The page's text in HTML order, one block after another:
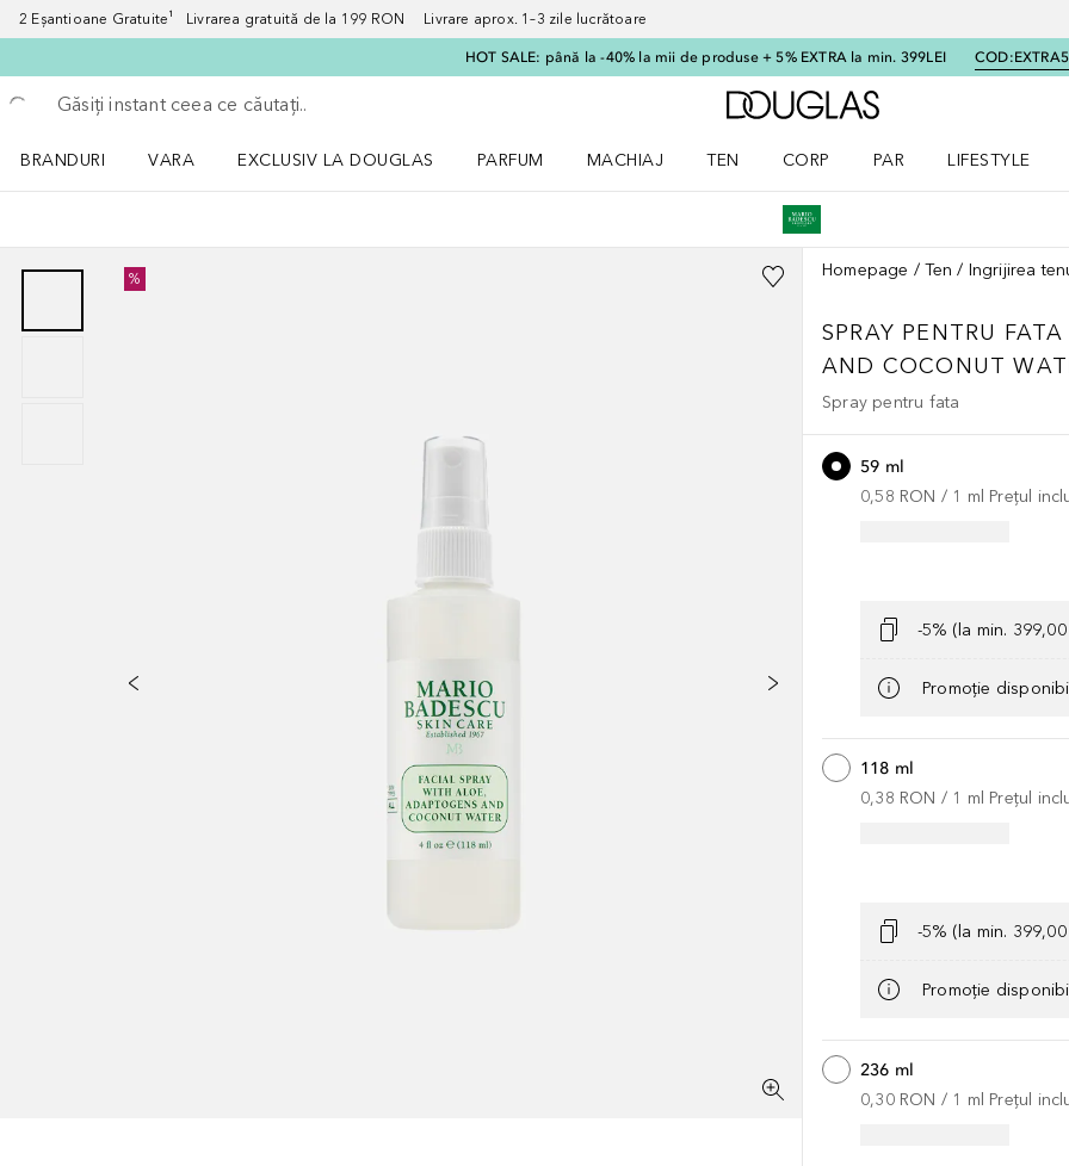
2 Eșantioane Gratuite¹ Livrarea gratuită de la 199 RON Livrare aprox. 1–3 zile lucrătoare
HOT SALE: până la -40% la mii de produse + 5% EXTRA la min. 399LEI COD:
Înapoi
Executați căutarea
Către pagina principală
BRANDURI
VARA
EXCLUSIV LA DOUGLAS
PARFUM
MACHIAJ
TEN
CORP
PAR
LIFESTYLE
% Homepage Ten Ingrijirea
SPRAY PENTRU FATA
AND COCONUT
Spray pentru fata
59 ml
0,58 RON / 1 ml Prețul
-5% (la min.
Promoție
118 ml
0,38 RON / 1 ml Prețul
-5% (la min.
Promoție
236 ml
0,30 RON / 1 ml Prețul